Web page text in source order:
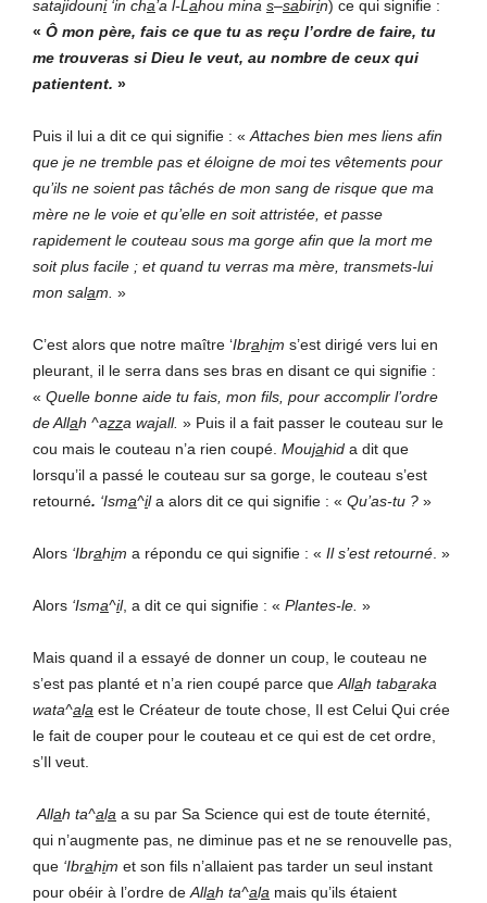
satajidouni‘in cha’a l-Lahou mina s–sabirin) ce qui signifie :
« Ô mon père, fais ce que tu as reçu l’ordre de faire, tu
me trouveras si Dieu le veut, au nombre de ceux qui
patientent. »
Puis il lui a dit ce qui signifie : « Attaches bien mes liens afin
que je ne tremble pas et éloigne de moi tes vêtements pour
qu’ils ne soient pas tâchés de mon sang de risque que ma
mère ne le voie et qu’elle en soit attristée, et passe
rapidement le couteau sous ma gorge afin que la mort me
soit plus facile ; et quand tu verras ma mère, transmets-lui
mon salam. »
C’est alors que notre maître ‘Ibrahim s’est dirigé vers lui en
pleurant, il le serra dans ses bras en disant ce qui signifie :
« Quelle bonne aide tu fais, mon fils, pour accomplir l’ordre
de Allah ^azza wajall. » Puis il a fait passer le couteau sur le
cou mais le couteau n’a rien coupé. Moujahid a dit que
lorsqu’il a passé le couteau sur sa gorge, le couteau s’est
retourné. ‘Isma^ila alors dit ce qui signifie : « Qu’as-tu ? »
Alors ‘Ibrahim a répondu ce qui signifie : « Il s’est retourné. »
Alors ‘Isma^il, a dit ce qui signifie : « Plantes-le. »
Mais quand il a essayé de donner un coup, le couteau ne
s’est pas planté et n’a rien coupé parce queAllah tabaraka
wata^ala est le Créateur de toute chose, Il est Celui Qui crée
le fait de couper pour le couteau et ce qui est de cet ordre,
s’Il veut.
Allah ta^ala a su par Sa Science qui est de toute éternité,
qui n’augmente pas, ne diminue pas et ne se renouvelle pas,
que ‘Ibrahim et son fils n’allaient pas tarder un seul instant
pour obéir à l’ordre deAllah ta^ala mais qu’ils étaient